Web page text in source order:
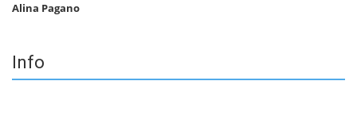
Alina Pagano
Info